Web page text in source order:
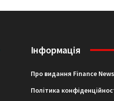
Інформація
Про видання Finance News
Політика